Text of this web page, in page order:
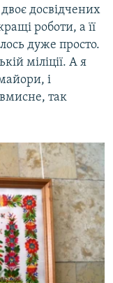
досвідчених
роботи, а її
дуже просто.
міліції. А я
і
так